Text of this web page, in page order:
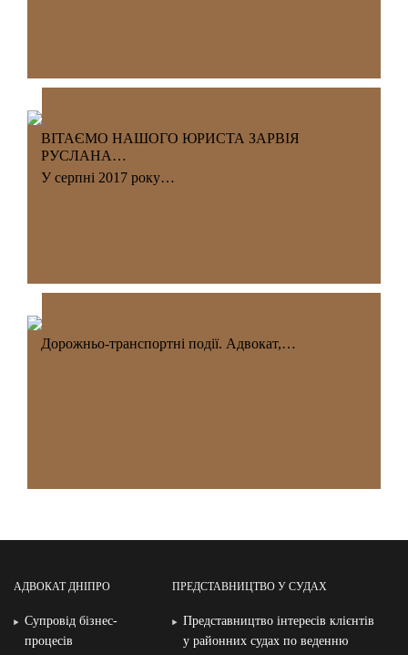
ВІТАЄМО НАШОГО ЮРИСТА ЗАРВІЯ
РУСЛАНА…
У серпні 2017 року…
Дорожньо-транспортні події. Адвокат,…
АДВОКАТ ДНІПРО
Супровід бізнес-
процесів
ПРЕДСТАВНИЦТВО У СУДАХ
Представництво інтересів клієнтів
у районних судах по веденню